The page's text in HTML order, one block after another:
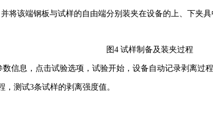
将该端钢板与试样的自由端分别装夹在设备的上、下夹具
图4 试样制备及装夹过程
数信息，点击试验选项，试验开始，设备自动记录剥离过
测试3条试样的剥离强度值。